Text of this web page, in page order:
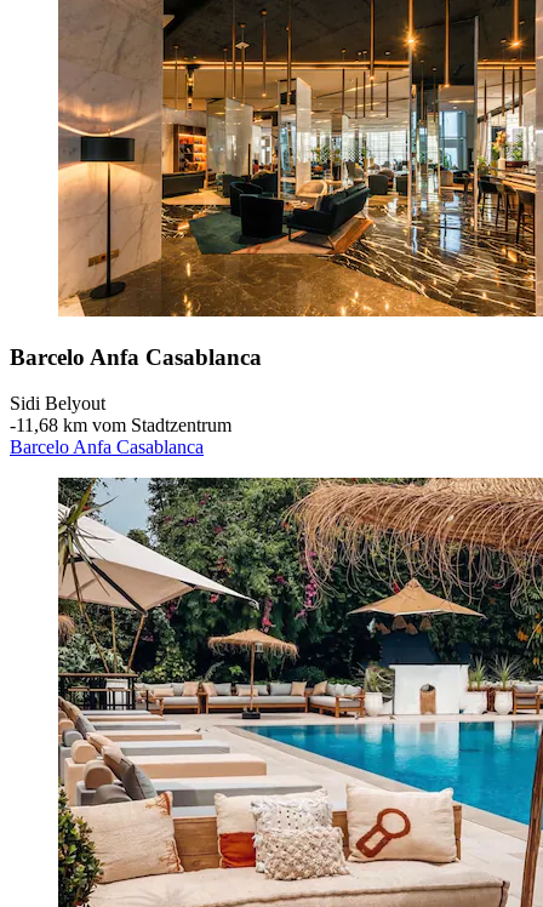
Barcelo Anfa Casablanca
Sidi Belyout
‐11,68 km vom Stadtzentrum
Barcelo Anfa Casablanca